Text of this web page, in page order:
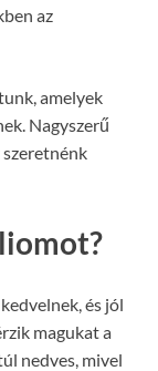
az
amelyek
Nagyszerű
és jól
magukat a
nedves, mivel